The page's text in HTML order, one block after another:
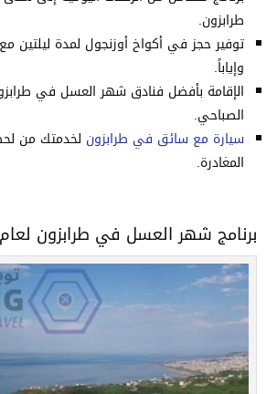
طرابزون.
توفير حجز في أكواخ أوزنجول لمدة ليلتين
وإياباً.
الإقامة بأفضل فنادق شهر العسل في
الصباحي.
سيارة مع سائق في طرابزون لخدمتك من
المغادرة.
برنامج شهر العسل في طرابزون لعام 2026